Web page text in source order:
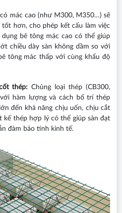
mác cao (như M300, M350…) sẽ
hơn, cho phép kết cấu làm việc
dụng bê tông mác cao có thể giúp
chiều dày sàn không dầm so với
tông mác thấp với cùng khẩu độ
thép: Chủng loại thép (CB300,
với hàm lượng và cách bố trí thép
đến khả năng chịu uốn, chịu cắt
kế thép hợp lý có thể giúp sàn đạt
đảm bảo tính kinh tế.